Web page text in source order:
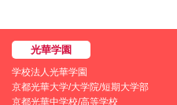
学校法人光華学園
京都光華大学/大学院/短期大学部
京都光華中学校/高等学校